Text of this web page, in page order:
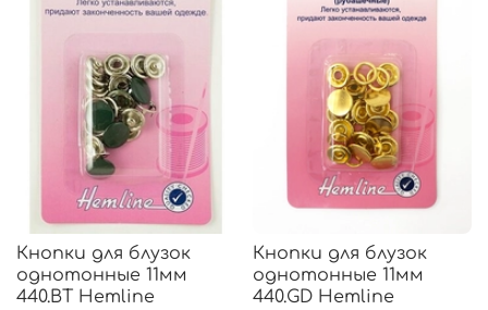
Кнопки для блузок
однотонные 11мм
440.BT Hemline
Кнопки для блузок
однотонные 11мм
440.GD Hemline